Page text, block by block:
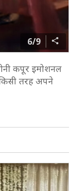
कपूर इमोशनल
तरह अपने